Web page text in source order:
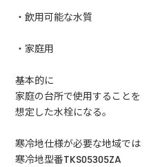
・飲用可能な水質
・家庭用
基本的に
家庭の台所で使用することを
想定した水栓になる。
寒冷地仕様が必要な地域では
寒冷地型番TKS05305ZA